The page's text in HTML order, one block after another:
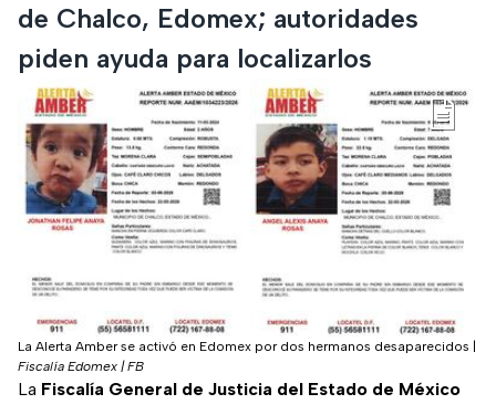
de Chalco, Edomex; autoridades
piden ayuda para localizarlos
La Alerta Amber se activó en Edomex por dos hermanos desaparecidos
Fiscalía Edomex | FB
La Fiscalía General de Justicia del Estado de México